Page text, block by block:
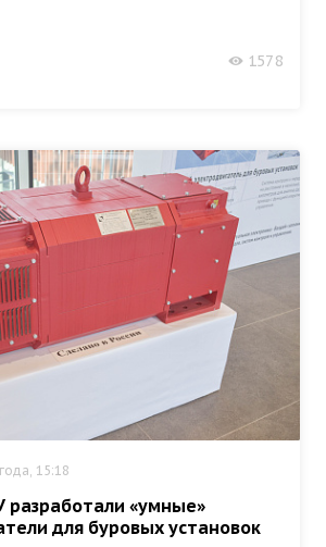
1578
15:18
разработали «умные»
для буровых установок